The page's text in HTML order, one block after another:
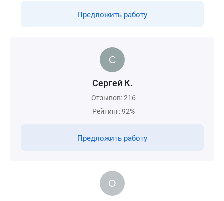
Предложить работу
Сергей К.
Отзывов: 216
Рейтинг: 92%
Предложить работу